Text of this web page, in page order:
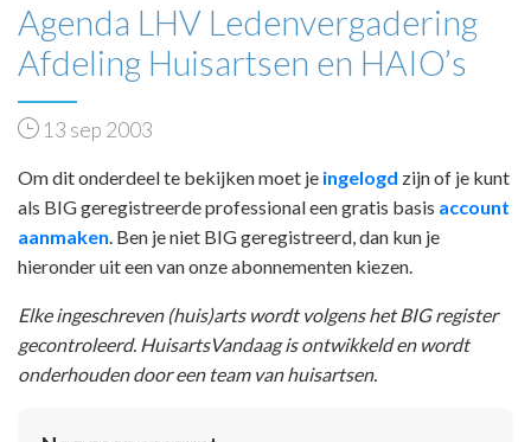
Agenda LHV Ledenvergadering
Afdeling Huisartsen en HAIO’s
13 sep 2003
Om dit onderdeel te bekijken moet je ingelogd zijn of je kunt
als BIG geregistreerde professional een gratis basis account
aanmaken . Ben je niet BIG geregistreerd, dan kun je
hieronder uit een van onze abonnementen kiezen.
Elke ingeschreven (huis)arts wordt volgens het BIG register
gecontroleerd. HuisartsVandaag is ontwikkeld en wordt
onderhouden door een team van huisartsen.